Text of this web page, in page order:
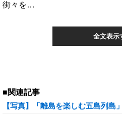
街々を…
全文表示
■関連記事
【写真】「離島を楽しむ五島列島